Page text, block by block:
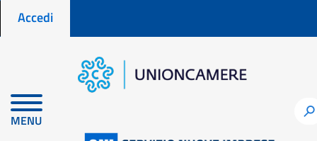
Menu profilo utente
Accedi
MENU
h
Home
Bando a sostegno delle neo-imprese modenesi